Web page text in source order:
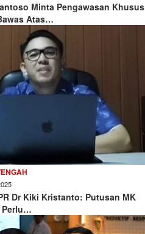
Minta Pengawasan Khusus
Atas…
Dr Kiki Kristanto: Putusan MK
Perlu…